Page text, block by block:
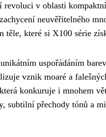
v oblasti
neuvěřitelného
které si X100 série
uspořádáním
vznik moaré a
konkuruje i mnohem
subtilní přechody tónů a